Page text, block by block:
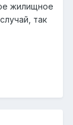
жилищное
так